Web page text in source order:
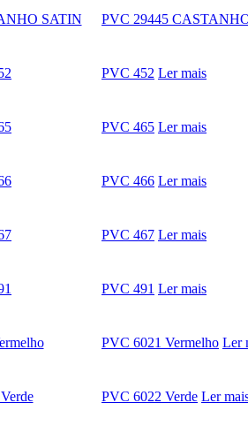
PVC 29445
PVC 452 Ler mais
PVC 465 Ler mais
PVC 466 Ler mais
PVC 467 Ler mais
PVC 491 Ler mais
PVC 6021 Vermelho Ler
PVC 6022 Verde Ler